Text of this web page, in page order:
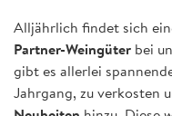
Alljährlich findet sich
Partner-Weingüter bei
gibt es allerlei
Jahrgang, zu verkosten